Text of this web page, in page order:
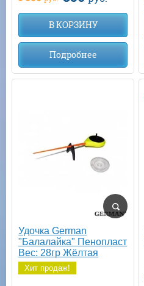
В КОРЗИНУ
Подробнее
Удочка German
"Балалайка" Пенопласт
Вес: 28гр Жёлтая
Хит продаж!